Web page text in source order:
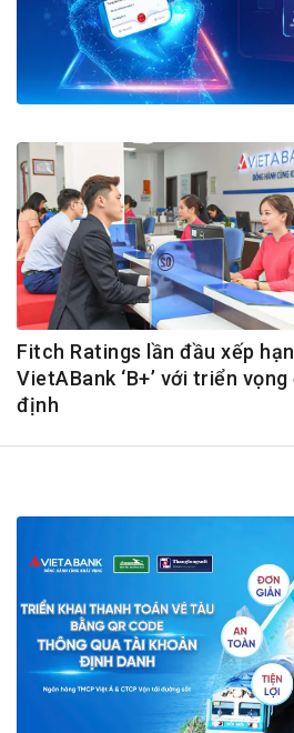
Bộ Chuẩn mực Đạo đức nghề
Đối tác
GÓP Ý CHÍNH SÁCH
Dự thảo luật
Tư vấn – Hỏi đáp
Tra cứu văn bản
Fitch Ratings lần đầu xếp
VietABank ‘B+’ với triển vọng
định